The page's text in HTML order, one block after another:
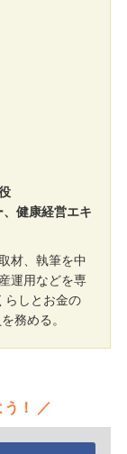
健康経営エキ
材、執筆を中
運用などを専
らしとお金の
務める。
！